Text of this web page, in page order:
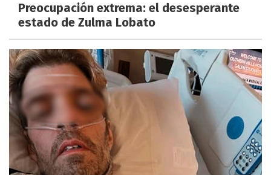
Preocupación extrema: el desesperante
estado de Zulma Lobato